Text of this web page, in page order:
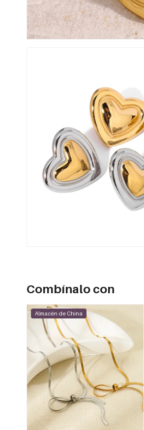
Combínalo con
Almacén de China